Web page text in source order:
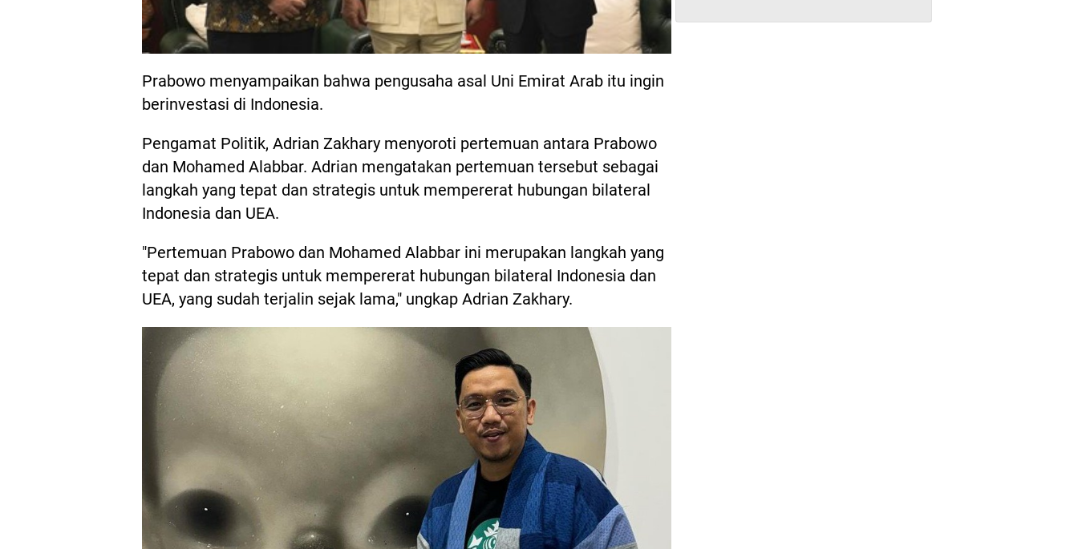
Prabowo menyampaikan bahwa pengusaha asal Uni Emirat Arab itu ingin
berinvestasi di Indonesia.
Pengamat Politik, Adrian Zakhary menyoroti pertemuan antara Prabowo
dan Mohamed Alabbar. Adrian mengatakan pertemuan tersebut sebagai
langkah yang tepat dan strategis untuk mempererat hubungan bilateral
Indonesia dan UEA.
"Pertemuan Prabowo dan Mohamed Alabbar ini merupakan langkah yang
tepat dan strategis untuk mempererat hubungan bilateral Indonesia dan
UEA, yang sudah terjalin sejak lama," ungkap Adrian Zakhary.